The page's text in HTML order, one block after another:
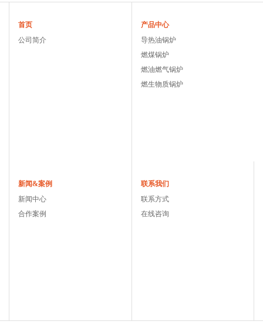
首页
公司简介
产品中心
导热油锅炉
燃煤锅炉
燃油燃气锅炉
燃生物质锅炉
新闻&案例
新闻中心
合作案例
联系我们
联系方式
在线咨询